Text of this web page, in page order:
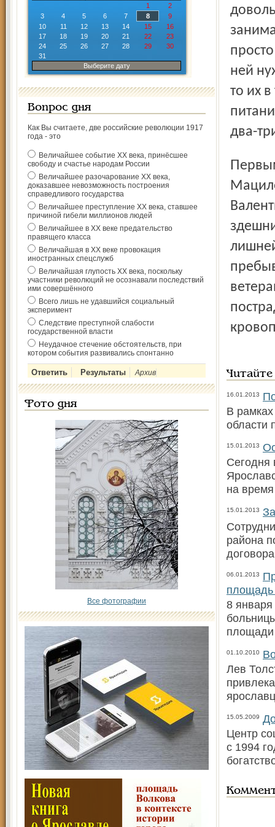
1
2
3
4 5 6 7 8
9
10
11 12 13 14 15
16
17
18 19 20 21 22
23
24
25 26 27 28 29
30
31
Выберите дату
Вопрос дня
Как Вы считаете, две российские революции 1917
года - это
Величайшее событие ХХ века, принёсшее
свободу и счастье народам России
Величайшее разочарование ХХ века,
доказавшее невозможность построения
справедливого государства
Величайшее преступление ХХ века, ставшее
причиной гибели миллионов людей
Величайшее в ХХ веке предательство
правящего класса
Величайшая в ХХ веке провокация
иностранных спецслужб
Величайшая глупость ХХ века, поскольку
участники революций не осознавали последствий
ими совершённого
Всего лишь не удавшийся социальный
эксперимент
Следствие преступной слабости
государственной власти
Неудачное стечение обстоятельств, при
котором события развивались спонтанно
Архив
Фото дня
Все фотографии
ней
то их
два-
Первым постояльцем центра стала Валентина Власьевна
16.01.2013
В рамках
области
15.01.2013
Сегодня
на время
15.01.2013
района
06.01.2013
8 января
01.10.2010
Лев
15.05.2009
Центр
с 1994